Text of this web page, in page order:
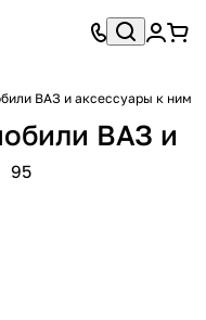
ВАЗ и аксессуары к ним
ВАЗ и
95